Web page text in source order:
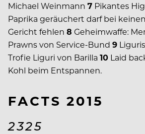
Michael Weinmann 7 Pikantes
Paprika geräuchert darf bei
Gericht fehlen 8 Geheimwaffe:
Prawns von Service-Bund 9
Trofie Liguri von Barilla 10 Laid
Kohl beim Entspannen.
FACTS 2015
2325